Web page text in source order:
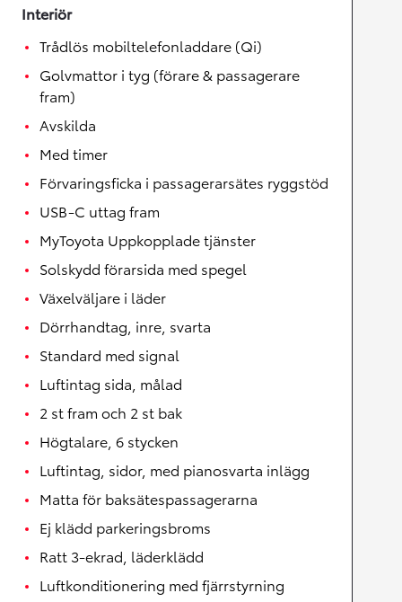
Interiör
Trådlös mobiltelefonladdare (Qi)
Golvmattor i tyg (förare & passagerare
fram)
Avskilda
Med timer
Förvaringsficka i passagerarsätes ryggstöd
USB-C uttag fram
MyToyota Uppkopplade tjänster
Solskydd förarsida med spegel
Växelväljare i läder
Dörrhandtag, inre, svarta
Standard med signal
Luftintag sida, målad
2 st fram och 2 st bak
Högtalare, 6 stycken
Luftintag, sidor, med pianosvarta inlägg
Matta för baksätespassagerarna
Ej klädd parkeringsbroms
Ratt 3-ekrad, läderklädd
Luftkonditionering med fjärrstyrning